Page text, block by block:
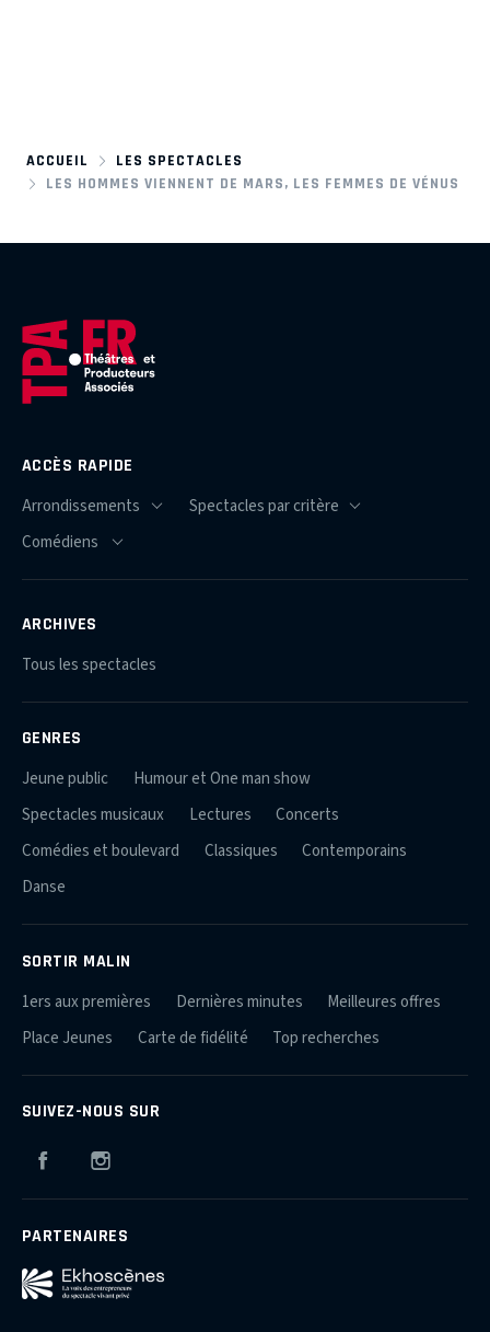
ACCUEIL
LES SPECTACLES
LES HOMMES VIENNENT DE MARS, LES FEMMES DE VÉNUS
ACCÈS RAPIDE
ARCHIVES
Tous les spectacles
GENRES
Jeune public
Humour et One man show
Spectacles musicaux
Lectures
Concerts
Comédies et boulevard
Classiques
Contemporains
Danse
SORTIR MALIN
1ers aux premières Dernières minutes
Meilleures offres
Place Jeunes
Carte de fidélité Top recherches
SUIVEZ-NOUS SUR
Facebook
PARTENAIRES